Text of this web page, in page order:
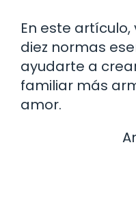
En este
diez normas
ayudarte a
familiar más
amor.